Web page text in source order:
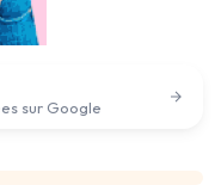
sur Google